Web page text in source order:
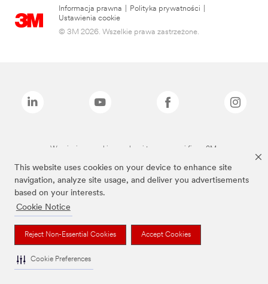
This website uses cookies on your device to enhance site
navigation, analyze site usage, and deliver you advertisements
based on your interests.
Cookie Notice
Reject Non-Essential Cookies Accept Cookies
Cookie Preferences
Informacja prawna Polityka prywatności
Ustawienia cookie
© 3M 2026. Wszelkie prawa zastrzeżone.
Wymienione marki są znakami towarowymi firmy 3M.